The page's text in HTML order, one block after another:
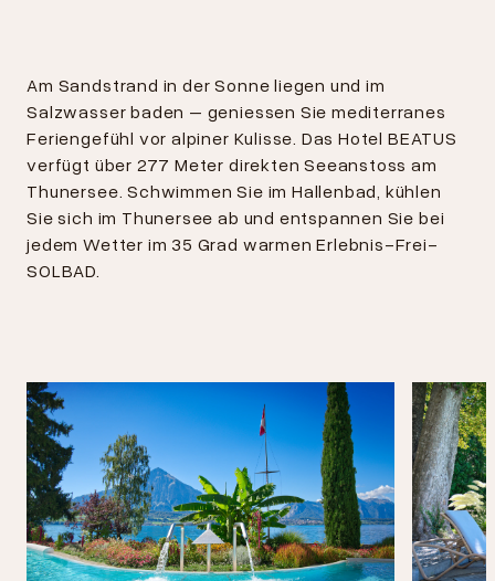
Am Sandstrand in der Sonne liegen und im
Salzwasser baden – geniessen Sie mediterranes
Feriengefühl vor alpiner Kulisse. Das Hotel BEATUS
verfügt über 277 Meter direkten Seeanstoss am
Thunersee. Schwimmen Sie im Hallenbad, kühlen
Sie sich im Thunersee ab und entspannen Sie bei
jedem Wetter im 35 Grad warmen Erlebnis-Frei-
SOLBAD.